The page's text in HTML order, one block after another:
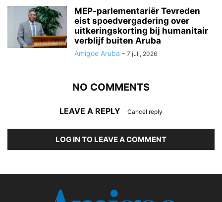
MEP-parlementariër Tevreden
eist spoedvergadering over
uitkeringskorting bij humanitair
verblijf buiten Aruba
Amigoe Aruba - 7 juli, 2026
NO COMMENTS
LEAVE A REPLY Cancel reply
LOG IN TO LEAVE A COMMENT